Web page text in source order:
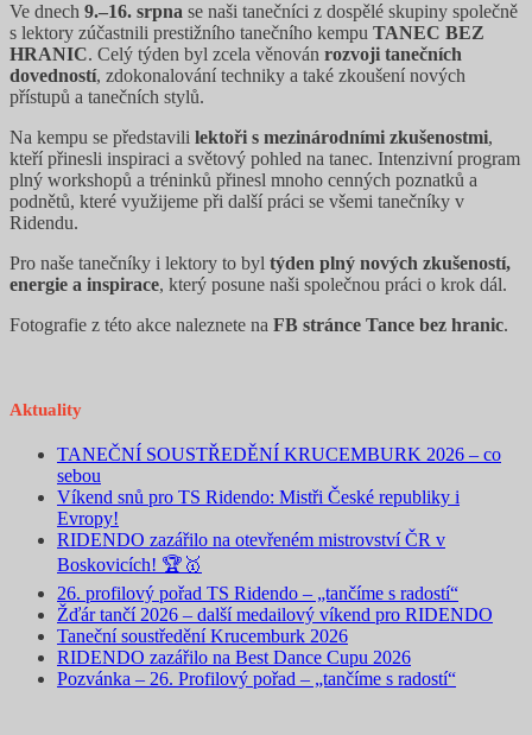
publikován
Ve dnech 9.–16. srpna se naši tanečníci z dospělé skupiny společně
s lektory zúčastnili prestižního tanečního kempu TANEC BEZ
HRANIC. Celý týden byl zcela věnován rozvoji tanečních
dovedností, zdokonalování techniky a také zkoušení nových
přístupů a tanečních stylů.
Na kempu se představili lektoři s mezinárodními zkušenostmi,
kteří přinesli inspiraci a světový pohled na tanec. Intenzivní program
plný workshopů a tréninků přinesl mnoho cenných poznatků a
podnětů, které využijeme při další práci se všemi tanečníky v
Ridendu.
Pro naše tanečníky i lektory to byl týden plný nových zkušeností,
energie a inspirace, který posune naši společnou práci o krok dál.
Fotografie z této akce naleznete na FB stránce Tance bez hranic.
Aktuality
TANEČNÍ SOUSTŘEDĚNÍ KRUCEMBURK 2026 – co
sebou
Víkend snů pro TS Ridendo: Mistři České republiky i
Evropy!
RIDENDO zazářilo na otevřeném mistrovství ČR v
Boskovicích! 🏆🥇
26. profilový pořad TS Ridendo – „tančíme s radostí“
Žďár tančí 2026 – další medailový víkend pro RIDENDO
Taneční soustředění Krucemburk 2026
RIDENDO zazářilo na Best Dance Cupu 2026
Pozvánka – 26. Profilový pořad – „tančíme s radostí“